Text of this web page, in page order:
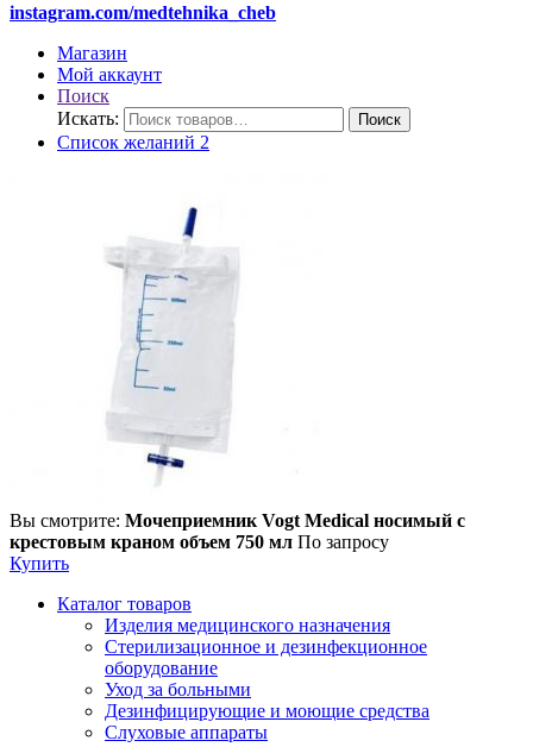
instagram.com/medtehnika_cheb
Магазин
Мой аккаунт
Поиск
Искать:
Поиск
Список желаний 2
Вы смотрите: Мочеприемник Vogt Medical носимый с
крестовым краном объем 750 мл По запросу
Купить
Каталог товаров
Изделия медицинского назначения
Стерилизационное и дезинфекционное
оборудование
Уход за больными
Дезинфицирующие и моющие средства
Слуховые аппараты